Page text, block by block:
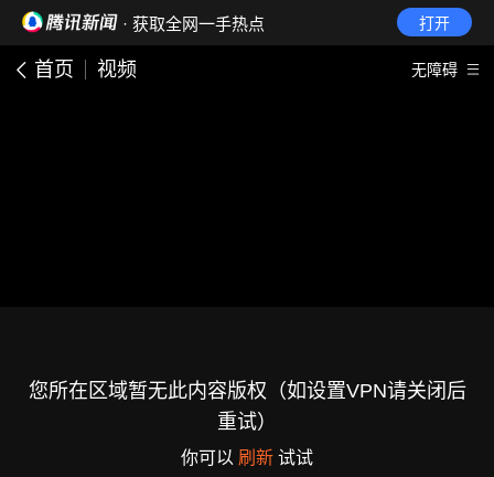
· 获取全网一手热点 打开
首页 视频 无障碍
您所在区域暂无此内容版权（如设置VPN请关闭后
重试）
你可以 刷新 试试